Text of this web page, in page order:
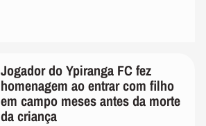
Jogador do Ypiranga FC fez
homenagem ao entrar com filho
em campo meses antes da morte
da criança